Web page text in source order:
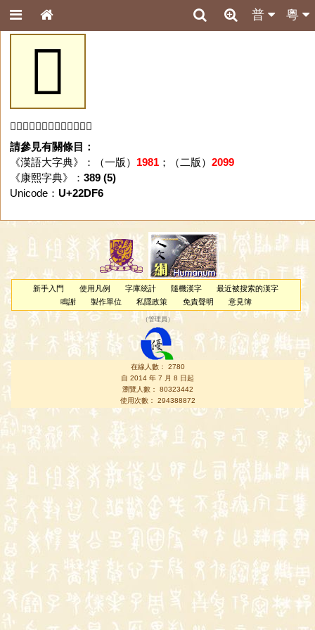
粵
普
𢷶
「𢷶」字未收錄於本資料庫。
請參見有關條目：
《漢語大字典》：（一版） 1981；（二版） 2099
《康熙字典》： 389 (5)
Unicode： U+22DF6
新手入門 使用凡例 字庫統計 隨機漢字
最近被搜索的漢字
鳴謝
製作單位 私隱政策 免責聲明 意見簿
（管理員 ）
在線人數： 2780
自 2014 年 7 月 8 日起
瀏覽人數： 80323442
使用次數： 294388872